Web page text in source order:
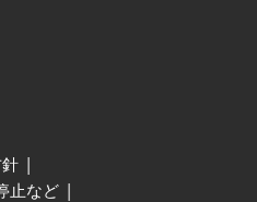
止など